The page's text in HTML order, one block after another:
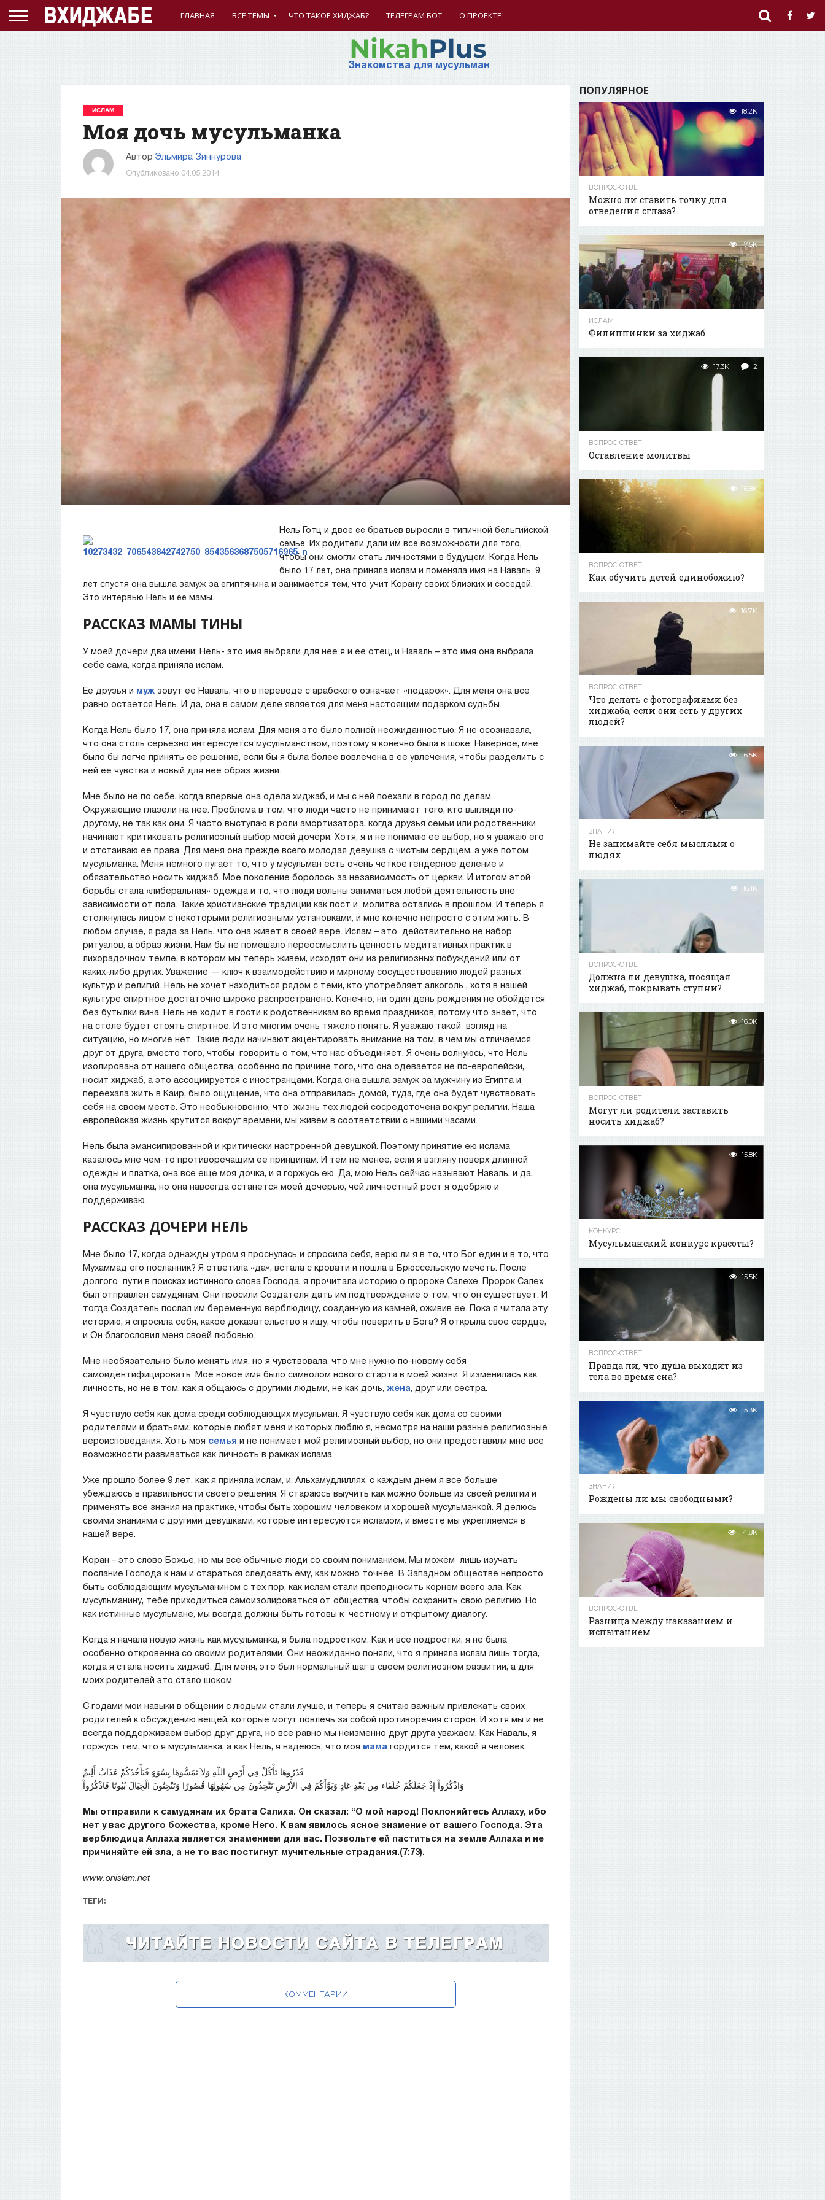
ГЛАВНАЯ ВСЕ ТЕМЫ ЧТО ТАКОЕ ХИДЖАБ? ТЕЛЕГРАМ БОТ О ПРОЕКТЕ
Знакомства для мусульман
ИСЛАМ
Моя дочь мусульманка
Автор Эльмира Зиннурова
Опубликовано 04.05.2014
Нель Готц и двое ее братьев выросли в типичной бельгийской
семье. Их родители дали им все возможности для того,
чтобы они смогли стать личностями в будущем. Когда Нель
было 17 лет, она приняла ислам и поменяла имя на Наваль. 9
лет спустя она вышла замуж за египтянина и занимается тем, что учит Корану своих близких и соседей.
Это интервью Нель и ее мамы.
РАССКАЗ МАМЫ ТИНЫ
У моей дочери два имени: Нель- это имя выбрали для нее я и ее отец, и Наваль – это имя она выбрала
себе сама, когда приняла ислам.
Ее друзья и мужзовут ее Наваль, что в переводе с арабского означает «подарок». Для меня она все
равно остается Нель. И да, она в самом деле является для меня настоящим подарком судьбы.
Когда Нель было 17, она приняла ислам. Для меня это было полной неожиданностью. Я не осознавала,
что она столь серьезно интересуется мусульманством, поэтому я конечно была в шоке. Наверное, мне
было бы легче принять ее решение, если бы я была более вовлечена в ее увлечения, чтобы разделить с
ней ее чувства и новый для нее образ жизни.
Мне было не по себе, когда впервые она одела хиджаб, и мы с ней поехали в город по делам.
Окружающие глазели на нее. Проблема в том, что люди часто не принимают того, кто выгляди по-
другому, не так как они. Я часто выступаю в роли амортизатора, когда друзья семьи или родственники
начинают критиковать религиозный выбор моей дочери. Хотя, я и не понимаю ее выбор, но я уважаю его
и отстаиваю ее права. Для меня она прежде всего молодая девушка с чистым сердцем, а уже потом
мусульманка. Меня немного пугает то, что у мусульман есть очень четкое гендерное деление и
обязательство носить хиджаб. Мое поколение боролось за независимость от церкви. И итогом этой
борьбы стала «либеральная» одежда и то, что люди вольны заниматься любой деятельность вне
зависимости от пола. Такие христианские традиции как пост и молитва остались в прошлом. И теперь я
столкнулась лицом с некоторыми религиозными установками, и мне конечно непросто с этим жить. В
любом случае, я рада за Нель, что она живет в своей вере. Ислам – это действительно не набор
ритуалов, а образ жизни. Нам бы не помешало переосмыслить ценность медитативных практик в
лихорадочном темпе, в котором мы теперь живем, исходят они из религиозных побуждений или от
каких-либо других. Уважение — ключ к взаимодействию и мирному сосуществованию людей разных
культур и религий. Нель не хочет находиться рядом с теми, кто употребляет алкоголь , хотя в нашей
культуре спиртное достаточно широко распространено. Конечно, ни один день рождения не обойдется
без бутылки вина. Нель не ходит в гости к родственникам во время праздников, потому что знает, что
на столе будет стоять спиртное. И это многим очень тяжело понять. Я уважаю такой взгляд на
ситуацию, но многие нет. Такие люди начинают акцентировать внимание на том, в чем мы отличаемся
друг от друга, вместо того, чтобы говорить о том, что нас объединяет. Я очень волнуюсь, что Нель
изолирована от нашего общества, особенно по причине того, что она одевается не по-европейски,
носит хиджаб, а это ассоциируется с иностранцами. Когда она вышла замуж за мужчину из Египта и
переехала жить в Каир, было ощущение, что она отправилась домой, туда, где она будет чувствовать
себя на своем месте. Это необыкновенно, что жизнь тех людей сосредоточена вокруг религии. Наша
европейская жизнь крутится вокруг времени, мы живем в соответствии с нашими часами.
Нель была эмансипированной и критически настроенной девушкой. Поэтому принятие ею ислама
казалось мне чем-то противоречащим ее принципам. И тем не менее, если я взгляну поверх длинной
одежды и платка, она все еще моя дочка, и я горжусь ею. Да, мою Нель сейчас называют Наваль, и да,
она мусульманка, но она навсегда останется моей дочерью, чей личностный рост я одобряю и
поддерживаю.
РАССКАЗ ДОЧЕРИ НЕЛЬ
Мне было 17, когда однажды утром я проснулась и спросила себя, верю ли я в то, что Бог един и в то, что
Мухаммад его посланник? Я ответила «да», встала с кровати и пошла в Брюссельскую мечеть. После
долгого пути в поисках истинного слова Господа, я прочитала историю о пророке Салехе. Пророк Салех
был отправлен самудянам. Они просили Создателя дать им подтверждение о том, что он существует. И
тогда Создатель послал им беременную верблюдицу, созданную из камней, оживив ее. Пока я читала эту
историю, я спросила себя, какое доказательство я ищу, чтобы поверить в Бога? Я открыла свое сердце,
и Он благословил меня своей любовью.
Мне необязательно было менять имя, но я чувствовала, что мне нужно по-новому себя
самоидентифицировать. Мое новое имя было символом нового старта в моей жизни. Я изменилась как
личность, но не в том, как я общаюсь с другими людьми, не как дочь, жена, друг или сестра.
Я чувствую себя как дома среди соблюдающих мусульман. Я чувствую себя как дома со своими
родителями и братьями, которые любят меня и которых люблю я, несмотря на наши разные религиозные
вероисповедания. Хоть моя семья и не понимает мой религиозный выбор, но они предоставили мне все
возможности развиваться как личность в рамках ислама.
Уже прошло более 9 лет, как я приняла ислам, и, Альхамудлиллях, с каждым днем я все больше
убеждаюсь в правильности своего решения. Я стараюсь выучить как можно больше из своей религии и
применять все знания на практике, чтобы быть хорошим человеком и хорошей мусульманкой. Я делюсь
своими знаниями с другими девушками, которые интересуются исламом, и вместе мы укрепляемся в
нашей вере.
Коран – это слово Божье, но мы все обычные люди со своим пониманием. Мы можем лишь изучать
послание Господа к нам и стараться следовать ему, как можно точнее. В Западном обществе непросто
быть соблюдающим мусульманином с тех пор, как ислам стали преподносить корнем всего зла. Как
мусульманину, тебе приходиться самоизолироваться от общества, чтобы сохранить свою религию. Но
как истинные мусульмане, мы всегда должны быть готовы к честному и открытому диалогу.
Когда я начала новую жизнь как мусульманка, я была подростком. Как и все подростки, я не была
особенно откровенна со своими родителями. Они неожиданно поняли, что я приняла ислам лишь тогда,
когда я стала носить хиджаб. Для меня, это был нормальный шаг в своем религиозном развитии, а для
моих родителей это стало шоком.
С годами мои навыки в общении с людьми стали лучше, и теперь я считаю важным привлекать своих
родителей к обсуждению вещей, которые могут повлечь за собой противоречия сторон. И хотя мы и не
всегда поддерживаем выбор друг друга, но все равно мы неизменно друг друга уважаем. Как Наваль, я
горжусь тем, что я мусульманка, а как Нель, я надеюсь, что моя мамагордится тем, какой я человек.
فَذَرُوهَا تَأْكُلْ فِي أَرْضِ اللّهِ وَلاَ تَمَسُّوهَا بِسُوَءٍ فَيَأْخُذَكُمْ عَذَابٌ أَلِيمٌ
وَاذْكُرُواْ إِذْ جَعَلَكُمْ خُلَفَاء مِن بَعْدِ عَادٍ وَبَوَّأَكُمْ فِي الأَرْضِ تَتَّخِذُونَ مِن سُهُولِهَا قُصُورًا وَتَنْحِتُونَ الْجِبَالَ بُيُوتًا فَاذْكُرُواْ
Мы отправили к самудянам их брата Салиха. Он сказал: “О мой народ! Поклоняйтесь Аллаху, ибо
нет у вас другого божества, кроме Него. К вам явилось ясное знамение от вашего Господа. Эта
верблюдица Аллаха является знамением для вас. Позвольте ей паститься на земле Аллаха и не
причиняйте ей зла, а не то вас постигнут мучительные страдания.(7:73).
www.onislam.net
ТЕГИ:
КОММЕНТАРИИ
ПОПУЛЯРНОЕ
18.2K
ВОПРОС-ОТВЕТ
Можно ли ставить точку для
отведения сглаза?
17.5K
ИСЛАМ
Филиппинки за хиджаб
17.3K 2
ВОПРОС-ОТВЕТ
Оставление молитвы
16.8K
ВОПРОС-ОТВЕТ
Как обучить детей единобожию?
16.7K
ВОПРОС-ОТВЕТ
Что делать с фотографиями без
хиджаба, если они есть у других
людей?
16.5K
ЗНАНИЯ
Не занимайте себя мыслями о
людях
16.1K
ВОПРОС-ОТВЕТ
Должна ли девушка, носящая
хиджаб, покрывать ступни?
16.0K
ВОПРОС-ОТВЕТ
Могут ли родители заставить
носить хиджаб?
15.8K
КОНКУРС
Мусульманский конкурс красоты?
15.5K
ВОПРОС-ОТВЕТ
Правда ли, что душа выходит из
тела во время сна?
15.3K
ЗНАНИЯ
Рождены ли мы свободными?
14.8K
ВОПРОС-ОТВЕТ
Разница между наказанием и
испытанием